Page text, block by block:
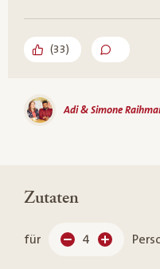
(33)
Adi & Simone
Zutaten
für 4